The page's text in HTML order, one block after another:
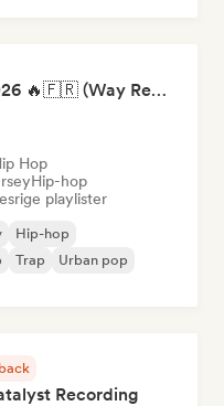
RAP FRANÇAIS 2026 🔥🇫🇷 (Way Records)
Hop
Hip-hop
playlister
Hip-hop
Trap
Urban pop
Recording